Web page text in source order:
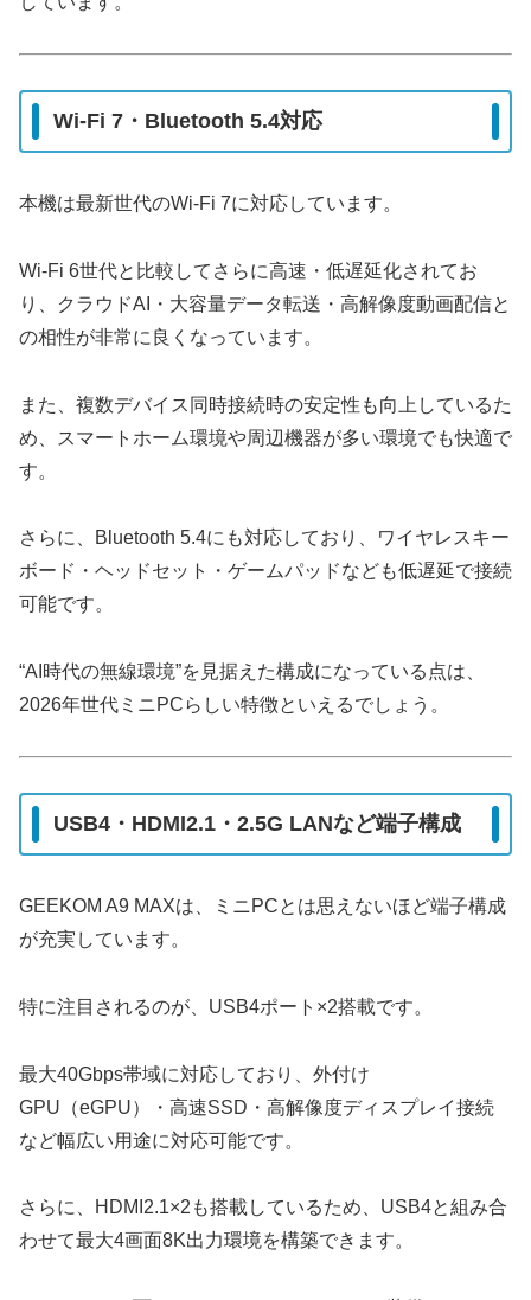
Wi-Fi 7・Bluetooth 5.4対応
本機は最新世代のWi‑Fi 7に対応しています。
Wi-Fi 6世代と比較してさらに高速・低遅延化されてお
り、クラウドAI・大容量データ転送・高解像度動画配信と
の相性が非常に良くなっています。
また、複数デバイス同時接続時の安定性も向上しているた
め、スマートホーム環境や周辺機器が多い環境でも快適で
す。
さらに、Bluetooth 5.4にも対応しており、ワイヤレスキー
ボード・ヘッドセット・ゲームパッドなども低遅延で接続
可能です。
“AI時代の無線環境”を見据えた構成になっている点は、
2026年世代ミニPCらしい特徴といえるでしょう。
USB4・HDMI2.1・2.5G LANなど端子構成
GEEKOM A9 MAXは、ミニPCとは思えないほど端子構成
が充実しています。
特に注目されるのが、USB4ポート×2搭載です。
最大40Gbps帯域に対応しており、外付け
GPU（eGPU）・高速SSD・高解像度ディスプレイ接続
など幅広い用途に対応可能です。
さらに、HDMI2.1×2も搭載しているため、USB4と組み合
わせて最大4画面8K出力環境を構築できます。